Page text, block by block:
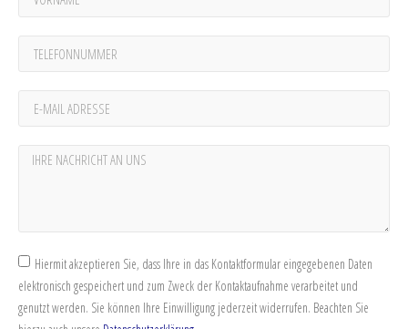
Hiermit akzeptieren Sie, dass Ihre in das Kontaktformular eingegebenen Daten
elektronisch gespeichert und zum Zweck der Kontaktaufnahme verarbeitet und
genutzt werden. Sie können Ihre Einwilligung jederzeit widerrufen. Beachten Sie